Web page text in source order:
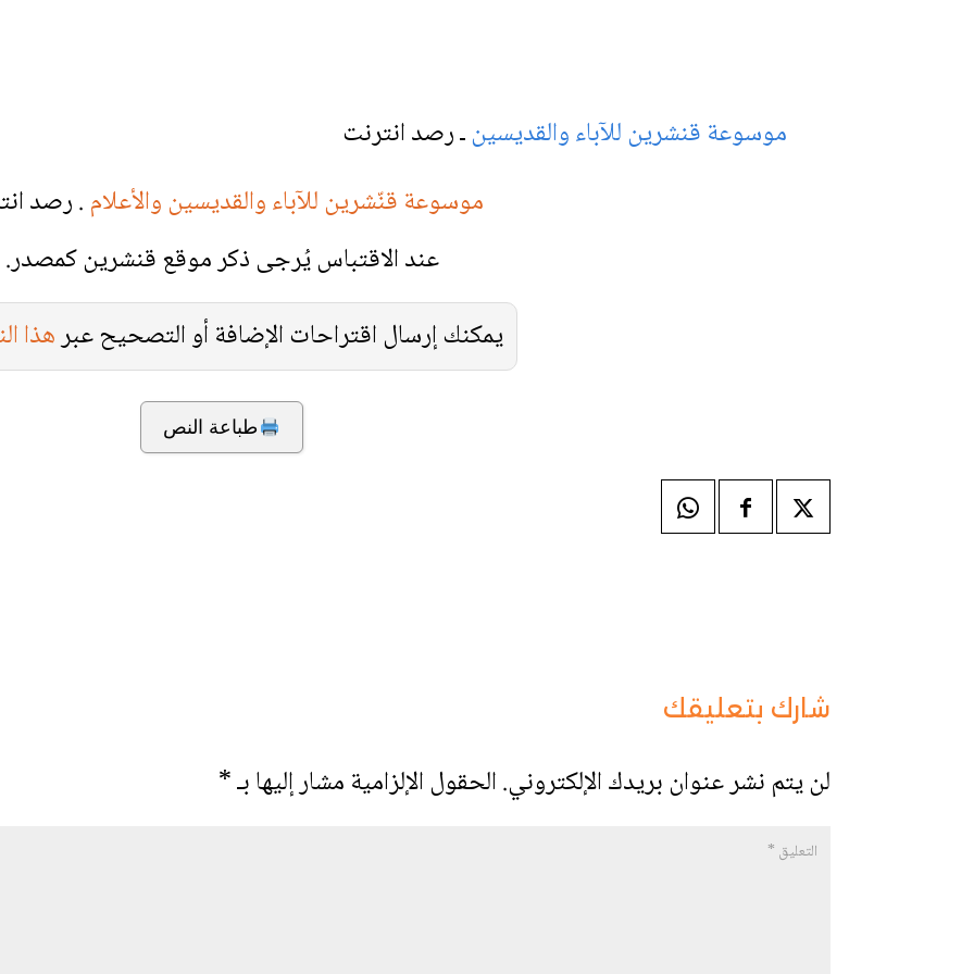
موسوعة قنشرين للآباء والقديسينـ رصد انترنت
موسوعة قنّشرين للآباء والقديسين والأعلام. رصد
عند الاقتباس يُرجى ذكر موقع قنشرين كمصدر.
يمكنك إرسال اقتراحات الإضافة أو التصحيح عبرهذا
طباعة النص
شارك بتعليقك
لن يتم نشر عنوان بريدك الإلكتروني.الحقول الإلزامية مشار إليها بـ*